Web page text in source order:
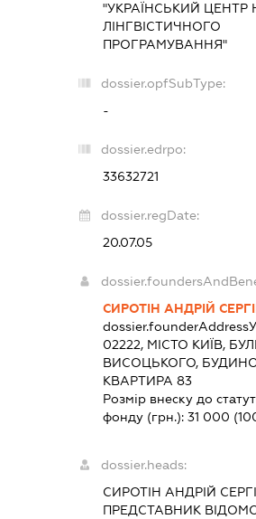
"УКРАЇНСЬКИЙ ЦЕНТР
ЛІНГВІСТИЧНОГО
ПРОГРАМУВАННЯ"
dossier.opfSubType:
-
dossier.edrpo:
33632721
dossier.regDate:
20.07.05
СИРОТІН АНДРІЙ
dossier.founderAddress
02222, МІСТО КИЇВ,
ВИСОЦЬКОГО,
КВАРТИРА 83
Розмір внеску до
фонду (грн.): 31 000
dossier.heads:
СИРОТІН АНДРІЙ
ПРЕДСТАВНИК